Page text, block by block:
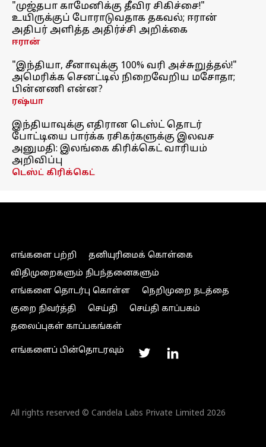
"முஜ்தபா காமேனிக்கு தீவிர சிகிச்சை!"
உயிருக்குப் போராடுவதாக தகவல்; ஈரான்
அதிபர் அளித்த அதிர்ச்சி அறிக்கை
ஈரான்
"இந்தியா, சீனாவுக்கு 100% வரி அச்சுறுத்தல்!"
அமெரிக்க செனட்டில் நிறைவேறிய மசோதா;
பின்னணி என்ன?
ரஷ்யா
இந்தியாவுக்கு எதிரான டெஸ்ட் தொடர்
போட்டியை பார்க்க ரசிகர்களுக்கு இலவச
அனுமதி: இலங்கை கிரிக்கெட் வாரியம்
அறிவிப்பு
டெஸ்ட் கிரிக்கெட்
எங்களை பற்றி
தனியுரிமைக் கொள்கை
விதிமுறைகளும் நிபந்தனைகளும்
எங்களை தொடர்பு கொள்ள
நெறிமுறை நடத்தை
குறை நிவர்த்தி
செய்தி
செய்தி காப்பகம்
தலைப்புகள் காப்பகங்கள்
எங்களைப் பின்தொடரவும்
All rights reserved © Candela Labs Private Limited 2026